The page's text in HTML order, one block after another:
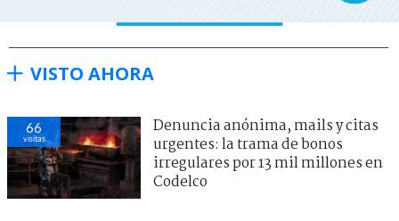
VISTO AHORA
66
visitas
Denuncia anónima, mails y citas
urgentes: la trama de bonos
irregulares por 13 mil millones en
Codelco